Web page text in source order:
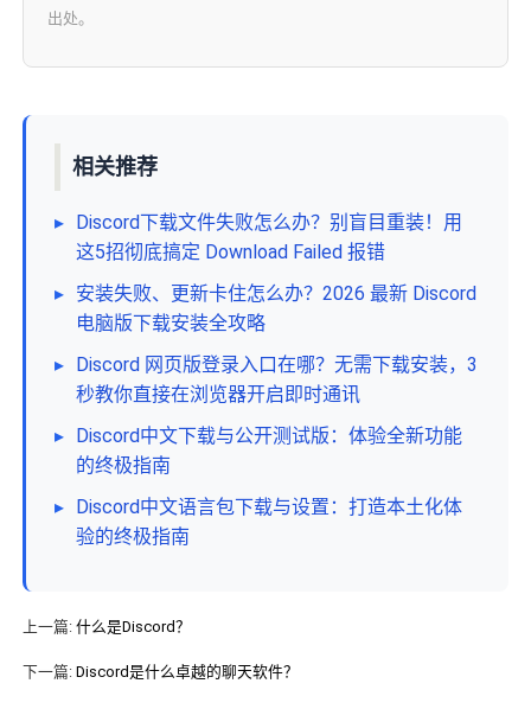
出处。
相关推荐
▸
Discord下载文件失败怎么办？别盲目重装！用
这5招彻底搞定 Download Failed 报错
▸ 安装失败、更新卡住怎么办？2026 最新 Discord
电脑版下载安装全攻略
▸
Discord 网页版登录入口在哪？无需下载安装，3
秒教你直接在浏览器开启即时通讯
▸
Discord中文下载与公开测试版：体验全新功能
的终极指南
▸
Discord中文语言包下载与设置：打造本土化体
验的终极指南
上一篇: 什么是Discord？
下一篇: Discord是什么卓越的聊天软件？